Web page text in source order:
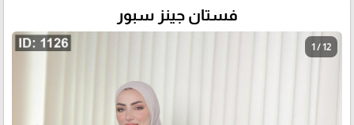
فستان جينز سبور
1 / 12